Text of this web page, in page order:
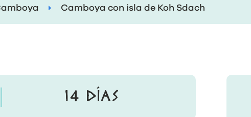
Camboya con isla de Koh Sdach
14 DÍAS